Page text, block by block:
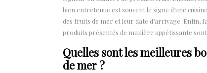
bien entretenue est souvent le signe d’une
des fruits de mer et leur date d’arrivage. Enfin,
produits présentés de manière appétissante
Quelles sont les meilleures
de mer ?